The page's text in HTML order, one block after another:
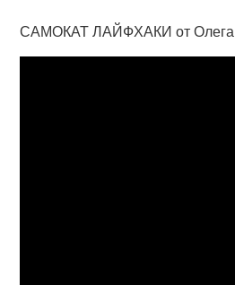
САМОКАТ ЛАЙФХАКИ от Олега